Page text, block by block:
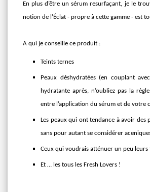
En plus d’être un sérum resurfaçant, je le
notion de l’Éclat - propre à cette gamme - est
A qui je conseille ce produit :
Teints ternes
Peaux déshydratées (en couplant
hydratante après, n’oubliez pas la
entre l’application du sérum et de votre
Les peaux qui ont tendance à avoir des
sans pour autant se considérer
Ceux qui voudrais atténuer un peu leurs
Et … les tous les Fresh Lovers !